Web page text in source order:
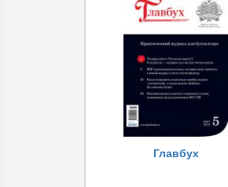
Главбух